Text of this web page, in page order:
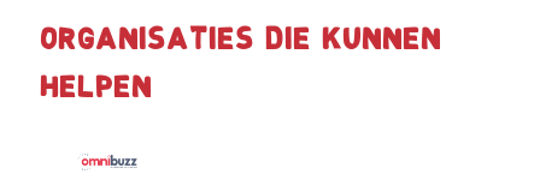
Organisaties die kunnen
helpen